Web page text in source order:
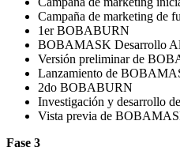
Campaña de marketing de
1er BOBABURN
BOBAMASK Desarrollo
Versión preliminar de
Lanzamiento de
2do BOBABURN
Investigación y desarrollo
Vista previa de
Fase 3